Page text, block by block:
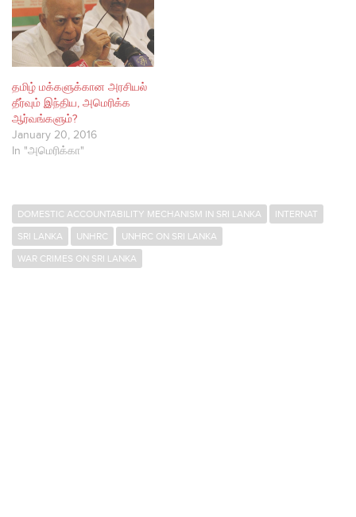
தமிழ் மக்களுக்கான அரசியல்
தீர்வும் இந்திய, அமெரிக்க
ஆர்வங்களும்?
January 20, 2016
In "அமெரிக்கா"
DOMESTIC ACCOUNTABILITY MECHANISM IN SRI LANKA
INTERNAT
SRI LANKA
UNHRC
UNHRC ON SRI LANKA
WAR CRIMES ON SRI LANKA